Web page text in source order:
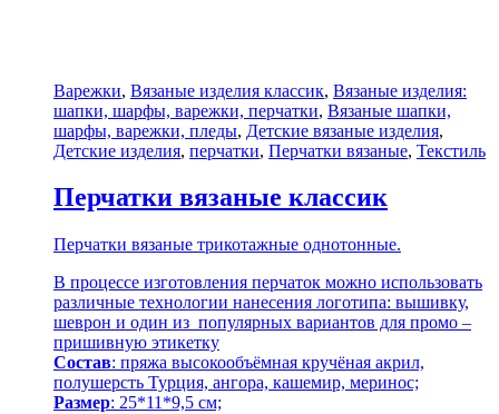
Варежки, Вязаные изделия классик, Вязаные изделия:
шапки, шарфы, варежки, перчатки, Вязаные шапки,
шарфы, варежки, пледы, Детские вязаные изделия,
Детские изделия, перчатки, Перчатки вязаные, Текстиль
Перчатки вязаные классик
Перчатки вязаные трикотажные однотонные.
В процессе изготовления перчаток можно использовать
различные технологии нанесения логотипа: вышивку,
шеврон и один из популярных вариантов для промо –
пришивную этикетку
Состав: пряжа высокообъёмная кручёная акрил,
полушерсть Турция, ангора, кашемир, меринос;
Размер: 25*11*9,5 см;